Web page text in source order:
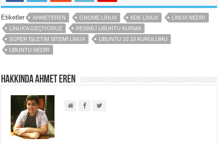
Etiketler AHMETEREN GNOME LINUX KDE LINUX
LINUX NEDIR
LINUX'A GEÇIYORUZ
RESIMLI UBUNTU KURMA
SÜPER IŞLETIM SITEMI LINUX
UBUNTU 10.10 KURULUMU
UBUNTU NEDIR
Hakkında Ahmet EREN